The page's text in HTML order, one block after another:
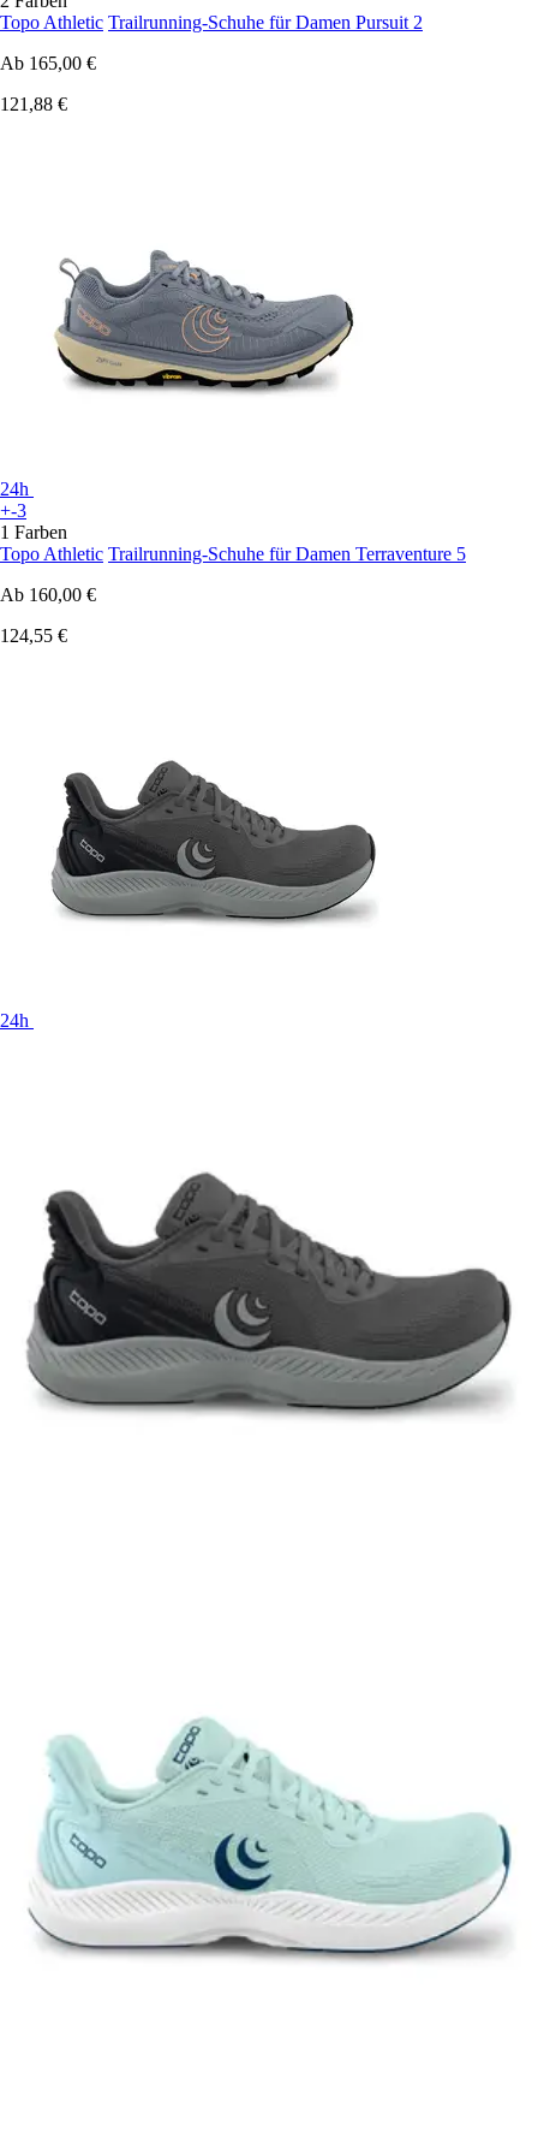
Topo Athletic Trailrunning-Schuhe für Damen Pursuit 2
Ab 165,00 €
121,88 €
24h
+-3
1 Farben
Topo Athletic Trailrunning-Schuhe für Damen Terraventure 5
Ab 160,00 €
124,55 €
24h